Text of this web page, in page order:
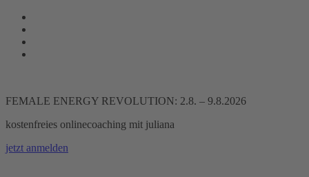
Zum
Inhalt
springen
FEMALE ENERGY REVOLUTION: 2.8. – 9.8.2026
kostenfreies onlinecoaching mit juliana
jetzt anmelden